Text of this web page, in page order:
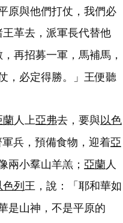
原與他們打仗，我們必
革去，派軍長代替他
再招募一軍，馬補馬，
，必定得勝。」王便聽
蘭人上亞弗去，要與以色
軍兵，預備食物，迎着亞
兩小羣山羊羔； 亞蘭人
色列王，說：「耶和華如
是山神，不是平原的